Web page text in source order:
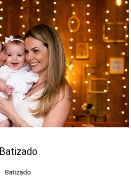
Batizado
Batizado